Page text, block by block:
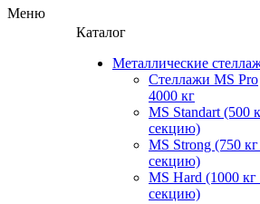
Меню
Каталог
Металлические
Стеллажи MS Pro
4000 кг
MS Standart (500
секцию)
MS Strong (750
секцию)
MS Hard (1000 кг
секцию)